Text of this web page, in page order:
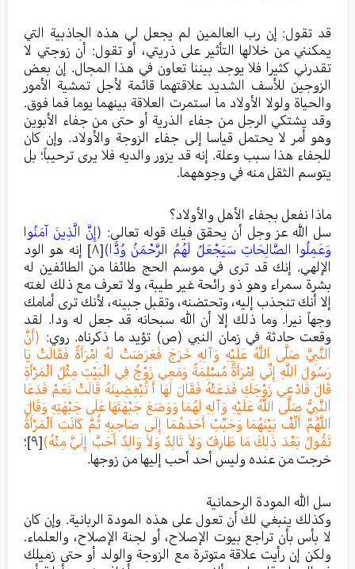
قد تقول: إن رب العالمين لم يجعل لي هذه الجاذبية التي
يمكنني من خلالها التأثير على ذريتي، أو تقول: أن زوجتي لا
تقدرني كثيرا فلا يوجد بيننا تعاون في هذا المجال. إن بعض
الزوجين للأسف الشديد علاقتهما قائمة لأجل تمشية الأمور
والحياة ولولا الأولاد ما استمرت العلاقة بينهما يوما فما فوق.
وقد يشتكي الرجل من جفاء الذرية أو حتى من جفاء الأبوين
وهو أمر لا يحتمل قياسا إلى جفاء الزوجة والأولاد. وإن كان
للجفاء هذا سبب وعلة. إنه قد يزور والديه فلا يرى ترحيباً؛ بل
يتوسم الثقل منه في وجوههما.
ماذا نفعل بجفاء الأهل والأولاد؟
سل الله عز وجل أن يحقق فيك قوله تعالى: (إِنَّ الَّذِينَ آمَنُوا
وَعَمِلُوا الصَّالِحَاتِ سَيَجْعَلُ لَهُمُ الرَّحْمَنُ وُدًّا)[٨]
إنه هو الود
الإلهي. إنك قد ترى في موسم الحج طائفا من الطائفين له
بشرة سمراء وهو ذو رائحة غير طيبة، ولا تعرف مع ذلك لغته
إلا أنك تنجذب إليه، وتحتضنه، وتقبل جبينه، لأنك ترى أمامك
وجهاً نيرا. وما ذلك إلا أن الله سبحانه قد جعل له ودا. لقد
وقعت حادثة في زمان النبي (ص) تؤيد ما ذكرناه. روي: (أَنَّ
اَلنَّبِيَّ صَلَّى اَللَّهُ عَلَيْهِ وَآلِهِ خَرَجَ فَعَرَضَتْ لَهُ اِمْرَأَةٌ فَقَالَتْ يَا
رَسُولَ اَللَّهِ إِنِّي اِمْرَأَةٌ مُسْلِمَةٌ وَمَعِي زَوْجٌ فِي اَلْبَيْتِ مِثْلُ اَلْمَرْأَةِ
قَالَ فَادْعِي زَوْجَكِ فَدَعَتْهُ فَقَالَ لَهَا أَ تُبْغِضِينَهُ قَالَتْ نَعَمْ فَدَعَا
اَلنَّبِيُّ صَلَّى اللَّهُ عَلَيْهِ وَآلِهِ لَهُمَا وَوَضَعَ جَبْهَتَهَا عَلَى جَبْهَتِهِ وَقَالَ
اَللَّهُمَّ أَلِّفْ بَيْنَهُمَا وَحَبِّبْ أَحَدَهُمَا إِلَى صَاحِبِهِ ثُمَّ كَانَتِ اَلْمَرْأَةُ
تَقُولُ بَعْدَ ذَلِكَ مَا طَارِفٌ وَلاَ تَالِدٌ وَلاَ وَالِدٌ أَحَبَّ إِلَيَّ مِنْهُ)[٩]
؛
خرجت من عنده وليس أحد أحب إليها من زوجها.
سل الله المودة الرحمانية
وكذلك ينبغي لك أن تعول على هذه المودة الربانية. وإن كان
لا بأس بأن تراجع بيوت الإصلاح، أو لجنة الإصلاح، والعلماء.
ولكن إن رأيت علاقة متوترة مع الزوجة والولد أو حتى زميلك